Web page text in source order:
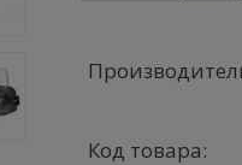
Код товара: